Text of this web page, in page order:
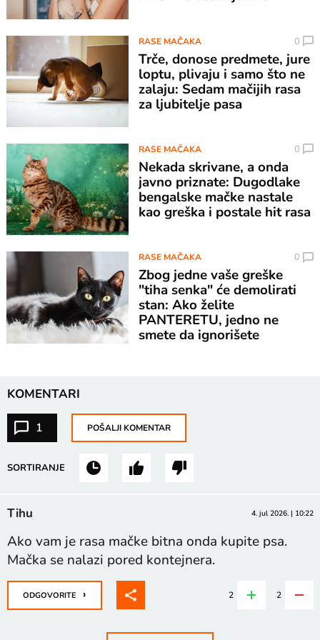
RASE MAČAKA 0
Trče, donose predmete, jure
loptu, plivaju i samo što ne
zalaju: Sedam mačijih rasa
za ljubitelje pasa
RASE MAČAKA 0
Nekada skrivane, a onda
javno priznate: Dugodlake
bengalske mačke nastale
kao greška i postale hit rasa
RASE MAČAKA 0
Zbog jedne vaše greške
"tiha senka" će demolirati
stan: Ako želite
PANTERETU, jedno ne
smete da ignorišete
KOMENTARI
1 POŠALJI KOMENTAR
SORTIRANJE
Tihu 4. jul 2026. | 10:22
Ako vam je rasa mačke bitna onda kupite psa.
Mačka se nalazi pored kontejnera.
ODGOVORITE › 2 2